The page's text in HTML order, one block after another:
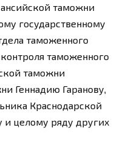
таможни
государственному
таможенного
таможенного
таможни
Геннадию Гаранову,
Краснодарской
целому ряду других